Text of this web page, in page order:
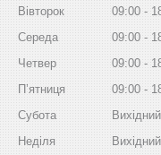
Вівторок
09:00
Середа
09:00
Четвер
09:00
Пʼятниця
09:00
Субота
Вихідний
Неділя
Вихідний